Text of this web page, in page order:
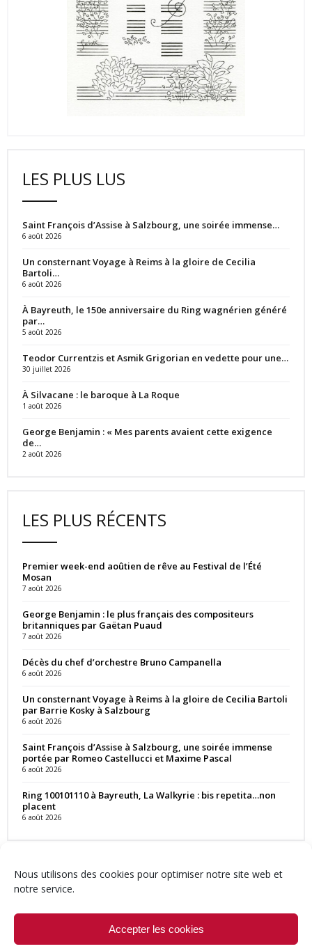
Nous utilisons des cookies pour optimiser notre site web et
notre service.
Accepter les cookies
LES PLUS LUS
Saint François d’Assise à Salzbourg, une soirée immense…
6 août 2026
Un consternant Voyage à Reims à la gloire de Cecilia
Bartoli…
6 août 2026
À Bayreuth, le 150e anniversaire du Ring wagnérien généré
par…
5 août 2026
Teodor Currentzis et Asmik Grigorian en vedette pour une…
30 juillet 2026
À Silvacane : le baroque à La Roque
1 août 2026
George Benjamin : « Mes parents avaient cette exigence
de…
2 août 2026
LES PLUS RÉCENTS
Premier week-end aoûtien de rêve au Festival de l’Été
Mosan
7 août 2026
George Benjamin : le plus français des compositeurs
britanniques par Gaëtan Puaud
7 août 2026
Décès du chef d’orchestre Bruno Campanella
6 août 2026
Un consternant Voyage à Reims à la gloire de Cecilia Bartoli
par Barrie Kosky à Salzbourg
6 août 2026
Saint François d’Assise à Salzbourg, une soirée immense
portée par Romeo Castellucci et Maxime Pascal
6 août 2026
Ring 100101110 à Bayreuth, La Walkyrie : bis repetita…non
placent
6 août 2026